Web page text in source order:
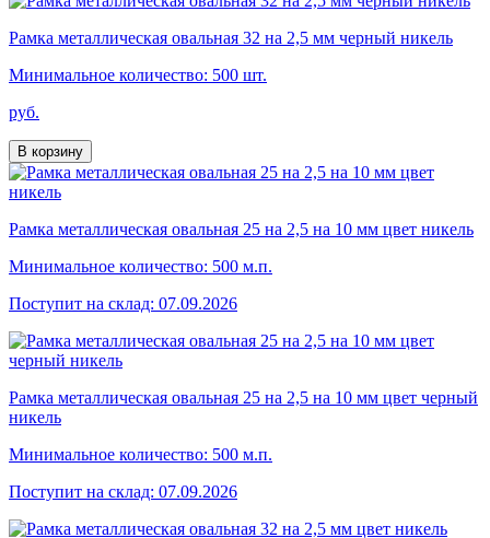
Рамка металлическая овальная 32 на 2,5 мм черный никель
Минимальное количество: 500 шт.
руб.
В корзину
Рамка металлическая овальная 25 на 2,5 на 10 мм цвет никель
Минимальное количество: 500 м.п.
Поступит на склад: 07.09.2026
Рамка металлическая овальная 25 на 2,5 на 10 мм цвет черный
никель
Минимальное количество: 500 м.п.
Поступит на склад: 07.09.2026